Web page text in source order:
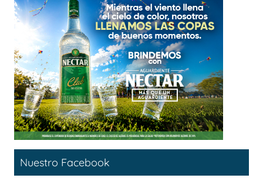
Nuestro Facebook